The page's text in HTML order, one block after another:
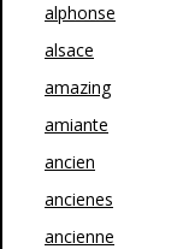
alphonse
alsace
amazing
amiante
ancien
ancienes
ancienne